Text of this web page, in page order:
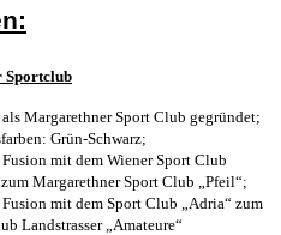
Sportclub
Margarethner Sport Club gegründet;
Grün-Schwarz;
mit dem Wiener Sport Club
zum Margarethner Sport Club „Pfeil“;
mit dem Sport Club „Adria“ zum
Landstrasser „Amateure“